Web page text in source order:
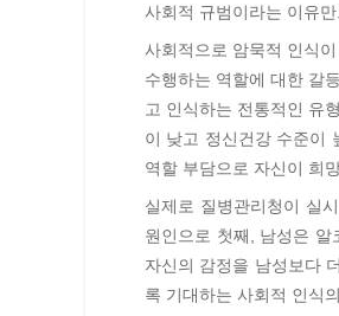
사회적 규범이라는 이유
사회적으로 암묵적 인식
수행하는 역할에 대한 갈
고 인식하는 전통적인 유
이 낮고 정신건강 수준이
역할 부담으로 자신이 희
실제로 질병관리청이 실
원인으로 첫째, 남성은
자신의 감정을 남성보다
록 기대하는 사회적 인식